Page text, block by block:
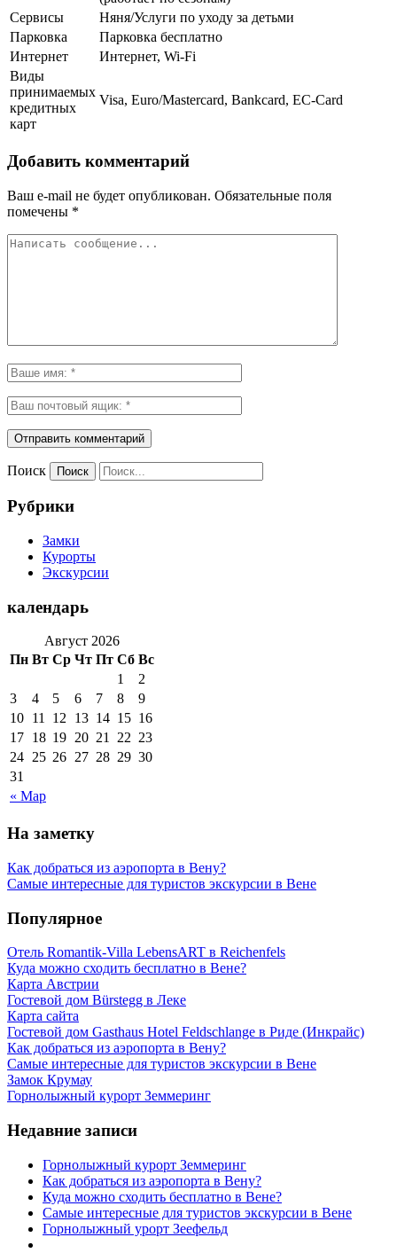
Сервисы
Няня/Услуги по уходу за детьми
Парковка
Парковка бесплатно
Интернет
Интернет, Wi-Fi
Виды
принимаемых
кредитных
карт
Visa, Euro/Mastercard, Bankcard, EC-Card
Добавить комментарий
Ваш e-mail не будет опубликован. Обязательные поля
помечены *
Поиск
Рубрики
Замки
Курорты
Экскурсии
календарь
Август 2026
Пн Вт Ср Чт Пт Сб Вс
« Мар
1
2
3
4 5 6 7 8
9
10 11 12 13 14 15 16
17 18 19 20 21 22 23
24 25 26 27 28 29 30
31
На заметку
Как добраться из аэропорта в Вену?
Самые интересные для туристов экскурсии в Вене
Популярное
Отель Romantik-Villa LebensART в Reichenfels
Куда можно сходить бесплатно в Вене?
Карта Австрии
Гостевой дом Bürstegg в Леке
Карта сайта
Гостевой дом Gasthaus Hotel Feldschlange в Риде (Инкрайс)
Как добраться из аэропорта в Вену?
Самые интересные для туристов экскурсии в Вене
Замок Крумау
Горнолыжный курорт Земмеринг
Недавние записи
Горнолыжный курорт Земмеринг
Как добраться из аэропорта в Вену?
Куда можно сходить бесплатно в Вене?
Самые интересные для туристов экскурсии в Вене
Горнолыжный урорт Зеефельд